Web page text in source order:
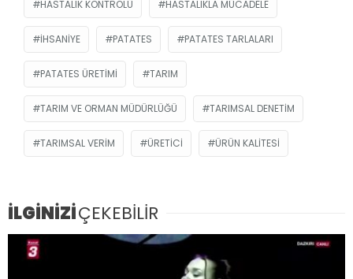
HASTALIK KONTROLÜ HASTALIKLA MÜCADELE
İHSANIYE PATATES PATATES TARLALARI
PATATES ÜRETIMI TARIM
TARIM VE ORMAN MÜDÜRLÜĞÜ TARIMSAL DENETIM
TARIMSAL VERIM ÜRETICI ÜRÜN KALITESI
İLGİNİZİÇEKEBİLİR